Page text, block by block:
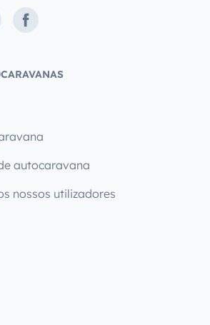
Facebook
autocaravana
nossos utilizadores